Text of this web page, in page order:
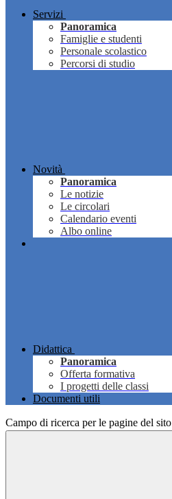
Servizi
Panoramica
Famiglie e studenti
Personale scolastico
Percorsi di studio
Novità
Panoramica
Le notizie
Le circolari
Calendario eventi
Albo online
Didattica
Panoramica
Offerta formativa
I progetti delle classi
Documenti utili
Campo di ricerca per le pagine del sito